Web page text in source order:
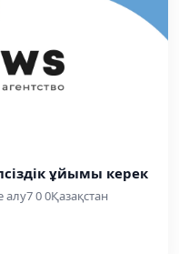
ұйымы керек
алу7 0 0Қазақстан